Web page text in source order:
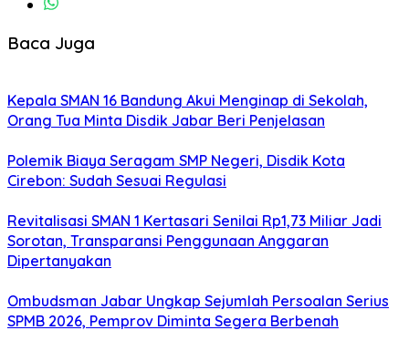
Baca Juga
Kepala SMAN 16 Bandung Akui Menginap di Sekolah,
Orang Tua Minta Disdik Jabar Beri Penjelasan
Polemik Biaya Seragam SMP Negeri, Disdik Kota
Cirebon: Sudah Sesuai Regulasi
Revitalisasi SMAN 1 Kertasari Senilai Rp1,73 Miliar Jadi
Sorotan, Transparansi Penggunaan Anggaran
Dipertanyakan
Ombudsman Jabar Ungkap Sejumlah Persoalan Serius
SPMB 2026, Pemprov Diminta Segera Berbenah